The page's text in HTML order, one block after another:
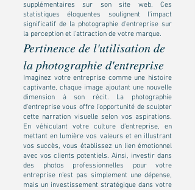
supplémentaires sur son site web. Ces
statistiques éloquentes soulignent l'impact
significatif de la photographie d'entreprise sur
la perception et l'attraction de votre marque.
Pertinence de l'utilisation de
la photographie d'entreprise
Imaginez votre entreprise comme une histoire
captivante, chaque image ajoutant une nouvelle
dimension à son récit. La photographie
d'entreprise vous offre l'opportunité de sculpter
cette narration visuelle selon vos aspirations.
En véhiculant votre culture d'entreprise, en
mettant en lumière vos valeurs et en illustrant
vos succès, vous établissez un lien émotionnel
avec vos clients potentiels. Ainsi, investir dans
des photos professionnelles pour votre
entreprise n'est pas simplement une dépense,
mais un investissement stratégique dans votre